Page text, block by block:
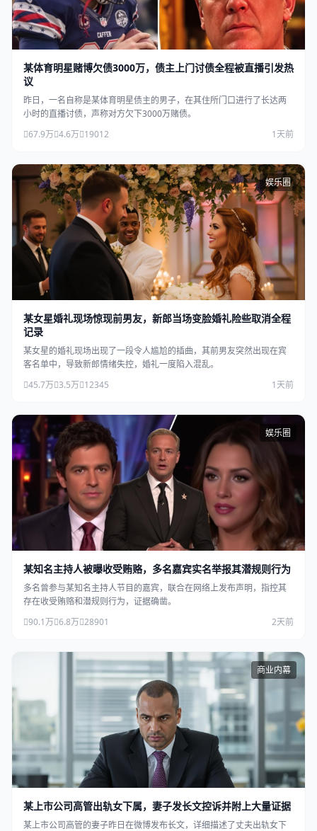
某体育明星赌博欠债3000万，债主上门讨债全程被直播引发热
议
昨日，一名自称是某体育明星债主的男子，在其住所门口进行了长达两
小时的直播讨债，声称对方欠下3000万赌债。
67.9万 4.6万 19012 1天前
娱乐圈
某女星婚礼现场惊现前男友，新郎当场变脸婚礼险些取消全程
记录
某女星的婚礼现场出现了一段令人尴尬的插曲，其前男友突然出现在宾
客名单中，导致新郎情绪失控，婚礼一度陷入混乱。
45.7万 3.5万 12345 1天前
娱乐圈
某知名主持人被曝收受贿赂，多名嘉宾实名举报其潜规则行为
多名曾参与某知名主持人节目的嘉宾，联合在网络上发布声明，指控其
存在收受贿赂和潜规则行为，证据确凿。
90.1万 6.8万 28901 2天前
商业内幕
某上市公司高管出轨女下属，妻子发长文控诉并附上大量证据
某上市公司高管的妻子昨日在微博发布长文，详细描述了丈夫出轨女下